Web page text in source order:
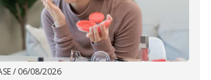
/ 06/08/2026